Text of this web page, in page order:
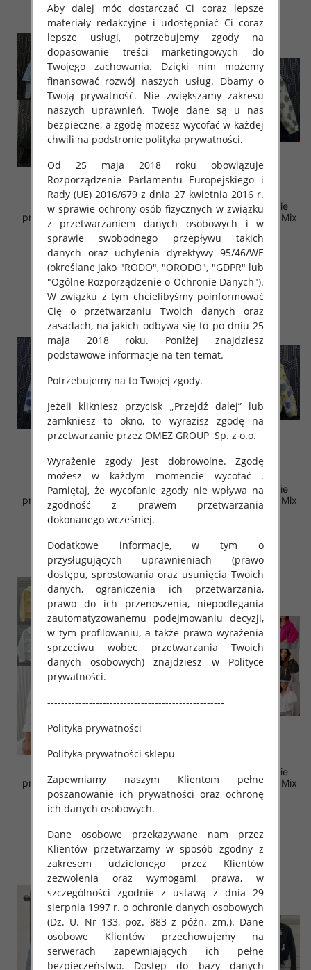
Kurtki damskie (Włoskie
produkt) Roz Standard, Mix
Kolor Paczka 5 szt
88.00 zł
szczegóły
Kurtki damskie (Włoskie
produkt) Roz Standard, Mix
Kolor Paczka 5 szt
88.00 zł
szczegóły
Kurtki damskie (Włoskie
produkt) Roz Standard, Mix
Kolor Paczka 5 szt
szczegóły
Kurtki damskie (Włoskie
produkt) Roz Standard, Mix
Kolor Paczka 5 szt
szczegóły
produkt) Roz Standard, Mix
Kolor Paczka 5 szt
44.00 zł
szczegóły
Kurtki damskie (Włoskie
produkt) Roz Standard, Mix
Kolor Paczka 5 szt
szczegóły
Aby dalej móc dostarczać Ci coraz lepsze
materiały redakcyjne i udostępniać Ci coraz
lepsze usługi, potrzebujemy zgody na
dopasowanie treści marketingowych do
Twojego zachowania. Dzięki nim możemy
finansować rozwój naszych usług. Dbamy o
Twoją prywatność. Nie zwiększamy zakresu
naszych uprawnień. Twoje dane są u nas
bezpieczne, a zgodę możesz wycofać w każdej
chwili na podstronie polityka prywatności.
Od 25 maja 2018 roku obowiązuje
Rozporządzenie Parlamentu Europejskiego i
Rady (UE) 2016/679 z dnia 27 kwietnia 2016 r.
w sprawie ochrony osób fizycznych w związku
z przetwarzaniem danych osobowych i w
sprawie swobodnego przepływu takich
danych oraz uchylenia dyrektywy 95/46/WE
(określane jako "RODO", "ORODO", "GDPR" lub
"Ogólne Rozporządzenie o Ochronie Danych").
W związku z tym chcielibyśmy poinformować
Cię o przetwarzaniu Twoich danych oraz
zasadach, na jakich odbywa się to po dniu 25
maja 2018 roku. Poniżej znajdziesz
podstawowe informacje na ten temat.
Potrzebujemy na to Twojej zgody.
Jeżeli klikniesz przycisk „Przejdź dalej” lub
zamkniesz to okno, to wyrazisz zgodę na
przetwarzanie przez OMEZ GROUP Sp. z o.o.
Wyrażenie zgody jest dobrowolne. Zgodę
możesz w każdym momencie wycofać .
Pamiętaj, że wycofanie zgody nie wpływa na
zgodność z prawem przetwarzania
dokonanego wcześniej.
Dodatkowe informacje, w tym o
przysługujących uprawnieniach (prawo
dostępu, sprostowania oraz usunięcia Twoich
danych, ograniczenia ich przetwarzania,
prawo do ich przenoszenia, niepodlegania
zautomatyzowanemu podejmowaniu decyzji,
w tym profilowaniu, a także prawo wyrażenia
sprzeciwu wobec przetwarzania Twoich
danych osobowych) znajdziesz w Polityce
prywatności.
---------------------------------------------------
Polityka prywatności
Polityka prywatności sklepu
Zapewniamy naszym Klientom pełne
poszanowanie ich prywatności oraz ochronę
ich danych osobowych.
Dane osobowe przekazywane nam przez
Klientów przetwarzamy w sposób zgodny z
zakresem udzielonego przez Klientów
zezwolenia oraz wymogami prawa, w
szczególności zgodnie z ustawą z dnia 29
sierpnia 1997 r. o ochronie danych osobowych
(Dz. U. Nr 133, poz. 883 z późn. zm.). Dane
osobowe Klientów przechowujemy na
serwerach zapewniających ich pełne
bezpieczeństwo. Dostęp do bazy danych